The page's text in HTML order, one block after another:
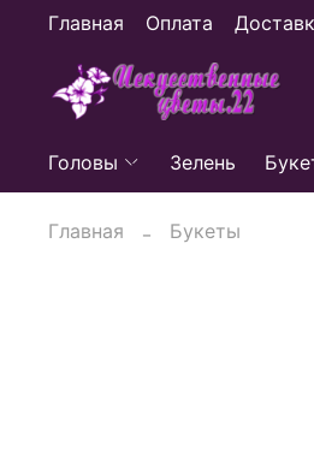
Главная Оплата
Головы Зелень
Главная Букеты